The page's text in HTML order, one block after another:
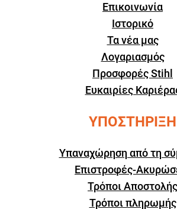
Επικοινωνία
Ιστορικό
Τα νέα μας
Λογαριασμός
Προσφορές Stihl
Ευκαιρίες
ΥΠΟΣΤΗΡΙΞΗ
Υπαναχώρηση από τη
Επιστροφές-
Τρόποι Αποστολής
Τρόποι πληρωμής